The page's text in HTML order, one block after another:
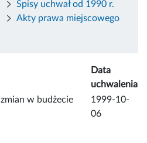
Spisy uchwał od 1990 r.
Akty prawa miejscowego
Data
uchwalenia
w budżecie
1999-10-
06